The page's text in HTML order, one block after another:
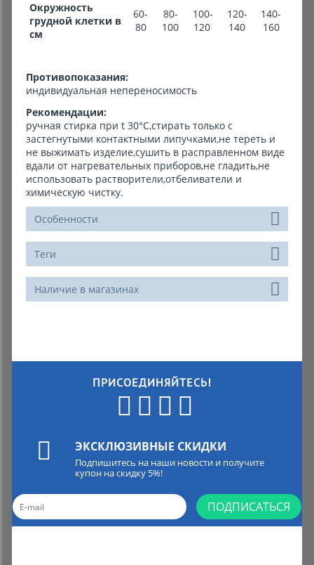
Окружность
грудной клетки в
см
60-
80
80-
100
100-
120
120-
140
140-
160
Противопоказания:
индивидуальная непереносимость
Рекомендации:
ручная стирка при t 30°С,стирать только с
застегнутыми контактными липучками,не тереть и
не выжимать изделие,сушить в расправленном виде
вдали от нагревательных приборов,не гладить,не
использовать растворители,отбеливатели и
химическую чистку.
Особенности
Теги
Наличие в магазинах
ПРИСОЕДИНЯЙТЕСЬ!
ЭКСКЛЮЗИВНЫЕ СКИДКИ
Подпишитесь на наши новости и получите
купон на скидку 5%!
ПОДПИСАТЬСЯ